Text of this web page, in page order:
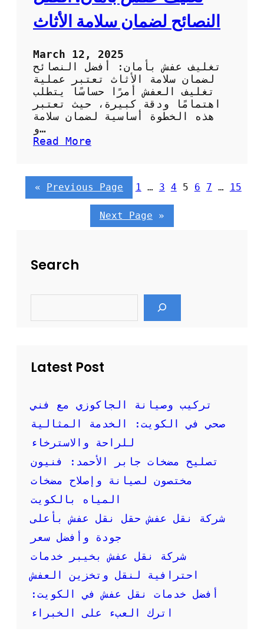
ب
ر
أ
م
ا
النصائح لضمان سلامة الأثاث
March 12, 2025
تغليف عفش بأمان: أفضل النصائح
لضمان سلامة الأثاث تعتبر عملية
تغليف العفش أمرًا حساسًا يتطلب
اهتمامًا ودقة كبيرة، حيث تعتبر
هذه الخطوة أساسية لضمان سلامة
و…
Read More
ل
ي
ف
ف
ل
ن
ص
ا
ل
ض
م
ا
س
ل
م
ة
ل
أ
« Previous Page 1 … 3 4 5 6 7 … 15
Next Page »
Search
Latest Post
تركيب وصيانة الجاكوزي مع فني
صحي في الكويت: الخدمة المثالية
للراحة والاسترخاء
تصليح مضخات جابر الأحمد: فنيون
مختصون لصيانة وإصلاح مضخات
المياه بالكويت
شركة نقل عفش حقل نقل عفش بأعلى
جودة وأفضل سعر
شركة نقل عفش بخيبر خدمات
أفضل خدمات نقل عفش في الكويت:
اترك العبء على الخبراء